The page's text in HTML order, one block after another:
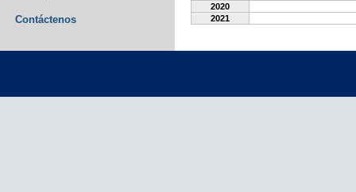
Contáctenos
2020
2021